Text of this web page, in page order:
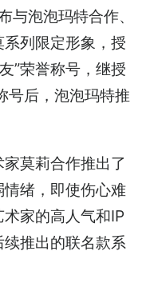
泡泡玛特合作、
列限定形象，授
”荣誉称号，继授
号后，泡泡玛特推
莫莉合作推出了
绪，即使伤心难
家的高人气和IP
推出的联名款系